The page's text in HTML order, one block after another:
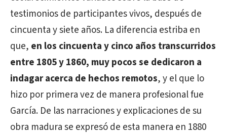
testimonios de participantes vivos, después de
cincuenta y siete años. La diferencia estriba en
que, en los cincuenta y cinco años transcurridos
entre 1805 y 1860, muy pocos se dedicaron a
indagar acerca de hechos remotos, y el que lo
hizo por primera vez de manera profesional fue
García. De las narraciones y explicaciones de su
obra madura se expresó de esta manera en 1880